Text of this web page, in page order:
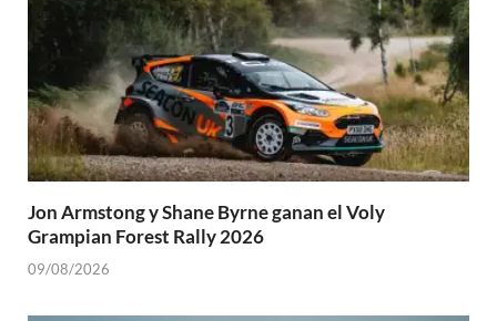
Jon Armstong y Shane Byrne ganan el Voly
Grampian Forest Rally 2026
09/08/2026